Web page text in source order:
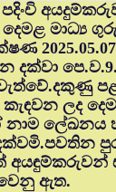
දෙමළ මාධ්‍ය
දක්වා
ලද
ලේඛනය
අයඳුම්කරුවන්
ඇත.